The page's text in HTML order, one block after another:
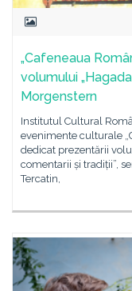
„Cafeneaua
volumului
Morgenstern
Institutul Cultural
evenimente culturale
dedicat prezentării
comentarii și tradiții”,
Tercatin,